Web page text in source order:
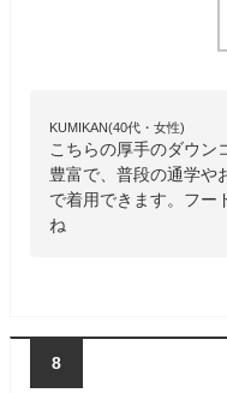
KUMIKAN(40代・女性)
こちらの厚手のダウン
豊富で、普段の通学や
で着用できます。フー
ね
8